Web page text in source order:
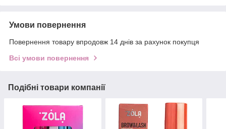
Умови повернення
Повернення товару впродовж 14 днів за рахунок покупця
Всі умови повернення
Подібні товари компанії